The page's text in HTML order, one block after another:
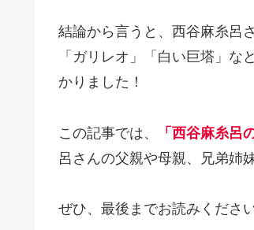
結論から言うと、西谷麻糸呂
「ガリレオ」「白い巨塔」
かりました！
この記事では、 「西谷麻糸呂
呂さんの父親や母親、兄弟姉
ぜひ、最後までお読みくださ